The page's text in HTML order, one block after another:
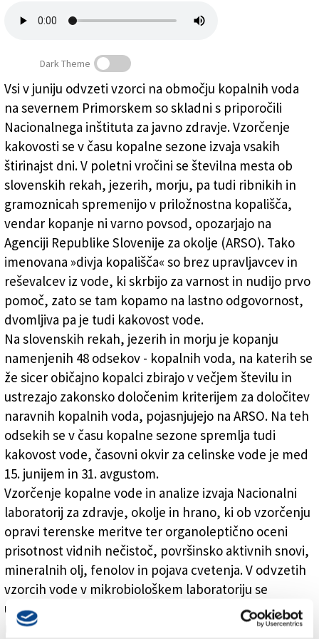
Založnik
Naročnine
Voda povsod čista
Dark Theme
Vsi v juniju odvzeti vzorci na območju kopalnih voda
na severnem Primorskem so skladni s priporočili
Nacionalnega inštituta za javno zdravje. Vzorčenje
kakovosti se v času kopalne sezone izvaja vsakih
štirinajst dni. V poletni vročini se številna mesta ob
slovenskih rekah, jezerih, morju, pa tudi ribnikih in
gramoznicah spremenijo v priložnostna kopališča,
vendar kopanje ni varno povsod, opozarjajo na
Agenciji Republike Slovenije za okolje (ARSO). Tako
imenovana »divja kopališča« so brez upravljavcev in
reševalcev iz vode, ki skrbijo za varnost in nudijo prvo
pomoč, zato se tam kopamo na lastno odgovornost,
dvomljiva pa je tudi kakovost vode.
Na slovenskih rekah, jezerih in morju je kopanju
namenjenih 48 odsekov - kopalnih voda, na katerih se
že sicer običajno kopalci zbirajo v večjem številu in
ustrezajo zakonsko določenim kriterijem za določitev
naravnih kopalnih voda, pojasnjujejo na ARSO. Na teh
odsekih se v času kopalne sezone spremlja tudi
kakovost vode, časovni okvir za celinske vode je med
15. junijem in 31. avgustom.
Vzorčenje kopalne vode in analize izvaja Nacionalni
laboratorij za zdravje, okolje in hrano, ki ob vzorčenju
opravi terenske meritve ter organoleptično oceni
prisotnost vidnih nečistoč, površinsko aktivnih snovi,
mineralnih olj, fenolov in pojava cvetenja. V odvzetih
vzorcih vode v mikrobiološkem laboratoriju se
ugotavlja prisotnost dveh bakterij, ki sta pokazatelja
morebitnega fekalnega onesnaženja, to sta